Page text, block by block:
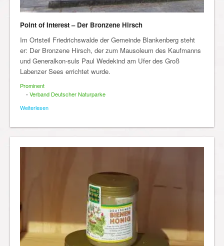
Point of Interest – Der Bronzene Hirsch
Im Ortsteil Friedrichswalde der Gemeinde Blankenberg steht
er: Der Bronzene Hirsch, der zum Mausoleum des Kaufmanns
und Generalkon-suls Paul Wedekind am Ufer des Groß
Labenzer Sees errichtet wurde.
Prominent
• Verband Deutscher Naturparke
Weiterlesen